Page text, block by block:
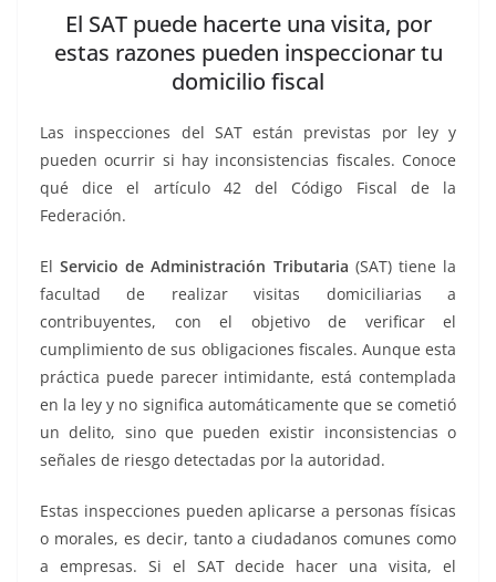
e
b
o
k
er l s
A
p
p
y
Li
n
k
gr
a
m
e
El SAT puede hacerte una visita, por
estas razones pueden inspeccionar tu
domicilio fiscal
Las inspecciones del SAT están previstas por ley y
pueden ocurrir si hay inconsistencias fiscales. Conoce
qué dice el artículo 42 del Código Fiscal de la
Federación.
ElServicio de Administración Tributaria (SAT) tiene la
facultad de realizar visitas domiciliarias a
contribuyentes, con el objetivo de verificar el
cumplimiento de sus obligaciones fiscales. Aunque esta
práctica puede parecer intimidante, está contemplada
en la ley y no significa automáticamente que se cometió
un delito, sino que pueden existir inconsistencias o
señales de riesgo detectadas por la autoridad.
Estas inspecciones pueden aplicarse a personas físicas
o morales, es decir, tanto a ciudadanos comunes como
a empresas. Si el SAT decide hacer una visita, el